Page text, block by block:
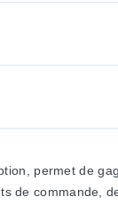
permet de
de commande,